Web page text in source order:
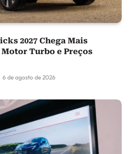
2027 Chega Mais
Turbo e Preços
6 de agosto de 2026